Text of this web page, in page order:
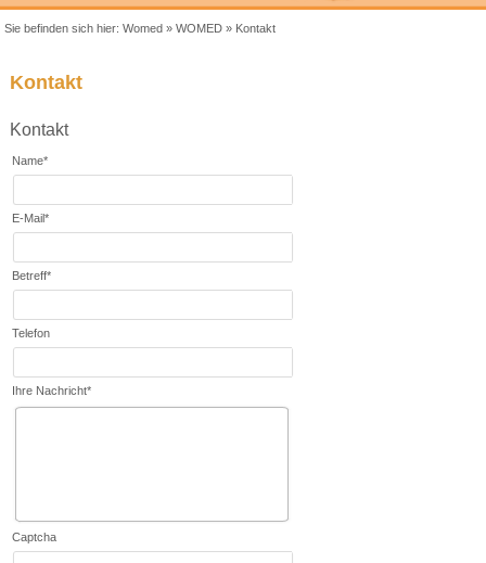
Sie befinden sich hier:Womed »WOMED » Kontakt
Kontakt
Kontakt
Name*
E-Mail*
Betreff*
Telefon
Ihre Nachricht*
Captcha